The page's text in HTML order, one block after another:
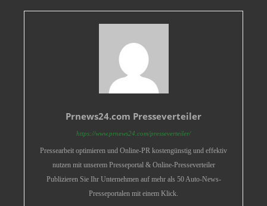
Prnews24.com Presseverteiler
https://www.prnews24.com/presseverteiler/
Pressearbeit optimieren und Online-PR kostengünstig und effektiv
nutzen mit unserem Presseportal & Online-Presseverteiler
Publizieren Sie Ihr Unternehmen auf mehr als 50 Auto-News-
Presseportalen mit einem Klick.